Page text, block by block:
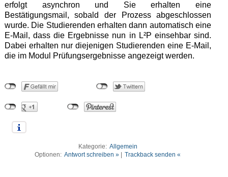
erfolgt asynchron und Sie erhalten eine
Bestätigungsmail, sobald der Prozess abgeschlossen
wurde. Die Studierenden erhalten dann automatisch eine
E-Mail, dass die Ergebnisse nun in L²P einsehbar sind.
Dabei erhalten nur diejenigen Studierenden eine E-Mail,
die im Modul Prüfungsergebnisse angezeigt werden.
Kategorie: Allgemein
Optionen: Antwort schreiben » Trackback senden «